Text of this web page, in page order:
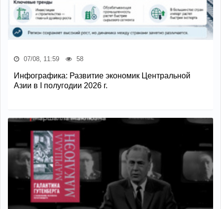
07/08, 11:59 58
Инфографика: Развитие экономик Центральной
Азии в I полугодии 2026 г.